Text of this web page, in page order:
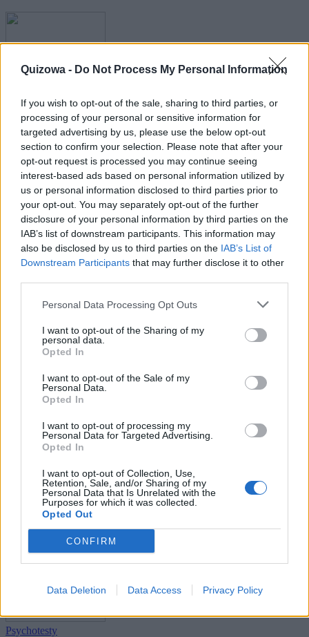
Quizowa - Do Not Process My Personal Information
If you wish to opt-out of the sale, sharing to third parties, or
processing of your personal or sensitive information for
targeted advertising by us, please use the below opt-out
section to confirm your selection. Please note that after your
opt-out request is processed you may continue seeing
interest-based ads based on personal information utilized by
us or personal information disclosed to third parties prior to
your opt-out. You may separately opt-out of the further
disclosure of your personal information by third parties on the
IAB’s list of downstream participants. This information may
also be disclosed by us to third parties on the IAB’s List of
Downstream Participants that may further disclose it to other
Personal Data Processing Opt Outs
I want to opt-out of the Sharing of my
personal data.
Opted In
I want to opt-out of the Sale of my
Personal Data.
Opted In
I want to opt-out of processing my
Personal Data for Targeted Advertising.
Opted In
I want to opt-out of Collection, Use,
Retention, Sale, and/or Sharing of my
Personal Data that Is Unrelated with the
Purposes for which it was collected.
Opted Out
CONFIRM
Data Deletion Data Access Privacy Policy
Jaki jest Twój szósty zmysł?
Psychotesty
Jakim typem osobowości jesteś?
Psychotesty
W czym Twój umysł jest najlepszy?
Psychotesty
Myślisz bardziej jak kobieta - czy
bardziej j...
Psychotesty